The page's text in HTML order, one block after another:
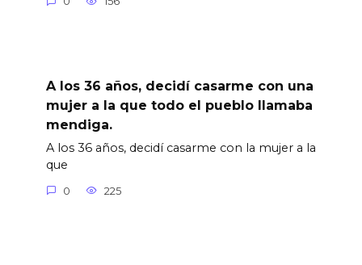
A los 36 años, decidí casarme con una
mujer a la que todo el pueblo llamaba
mendiga.
A los 36 años, decidí casarme con la mujer a la
que
0 225